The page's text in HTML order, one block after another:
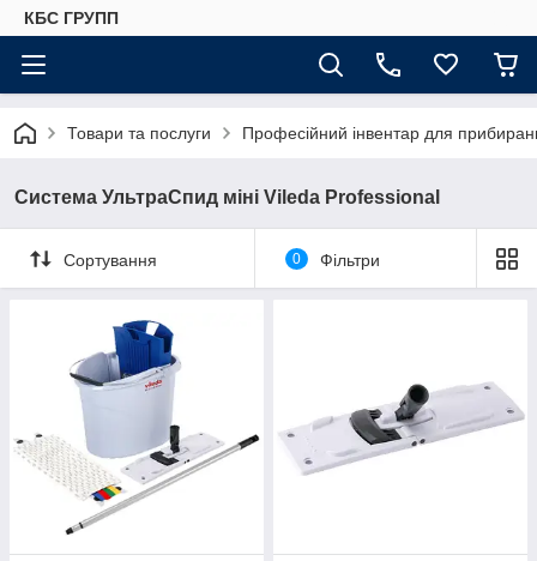
КБС ГРУПП
Товари та послуги Професійний інвентар для
Система УльтраСпид міні Vileda Professional
Сортування 0 Фільтри